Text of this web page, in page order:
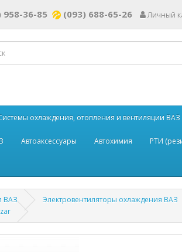
958-36-85 (093) 688-65-26 Личный
охлаждения, отопления и вентиляции ВАЗ
Автоаксессуары Автохимия РТИ
ВАЗ
Электровентиляторы охлаждения ВАЗ